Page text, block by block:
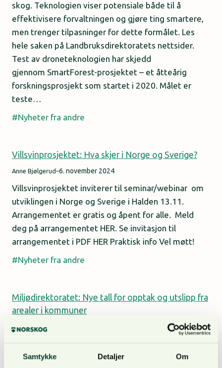
Samtykke Detaljer Om
skog. Teknologien viser potensiale både til å
effektivisere forvaltningen og gjøre ting smartere,
men trenger tilpasninger for dette formålet. Les
hele saken på Landbruksdirektoratets nettsider.
Test av droneteknologien har skjedd
gjennom SmartForest-prosjektet – et åtteårig
forskningsprosjekt som startet i 2020. Målet er
teste…
Nyheter fra andre
Villsvinprosjektet: Hva skjer i Norge og Sverige?
Anne Bjølgerud–6. november 2024
Villsvinprosjektet inviterer til seminar/webinar om
utviklingen i Norge og Sverige i Halden 13.11.
Arrangementet er gratis og åpent for alle. Meld
deg på arrangementet HER. Se invitasjon til
arrangementet i PDF HER Praktisk info Vel møtt!
Nyheter fra andre
Miljødirektoratet: Nye tall for opptak og utslipp fra
arealer i kommuner
Anne Bjølgerud
Skogens opptak og lagring av klimagasser i Norge
er redusert. Samtidig øker klimagassutslipp fra